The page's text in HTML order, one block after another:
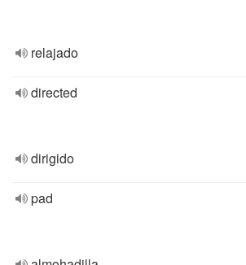
relajado
directed
dirigido
pad